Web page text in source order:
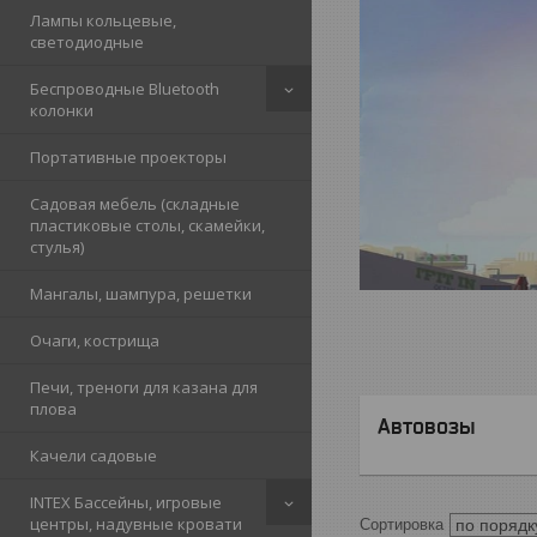
Лампы кольцевые,
светодиодные
Беспроводные Bluetooth
колонки
Портативные проекторы
Садовая мебель (складные
пластиковые столы, скамейки,
стулья)
Мангалы, шампура, решетки
Очаги, кострища
Печи, треноги для казана для
плова
Качели садовые
INTEX Бассейны, игровые
центры, надувные кровати
Автовозы